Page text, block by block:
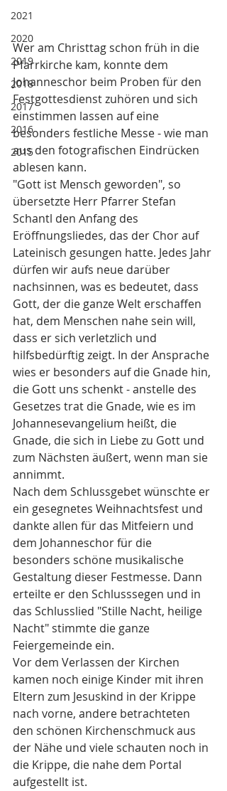
2021
2020
2019
2018
2017
2016
2015
Wer am Christtag schon früh in die
Pfarrkirche kam, konnte dem
Johanneschor beim Proben für den
Festgottesdienst zuhören und sich
einstimmen lassen auf eine
besonders festliche Messe - wie man
aus den fotografischen Eindrücken
ablesen kann.
"Gott ist Mensch geworden", so
übersetzte Herr Pfarrer Stefan
Schantl den Anfang des
Eröffnungsliedes, das der Chor auf
Lateinisch gesungen hatte. Jedes Jahr
dürfen wir aufs neue darüber
nachsinnen, was es bedeutet, dass
Gott, der die ganze Welt erschaffen
hat, dem Menschen nahe sein will,
dass er sich verletzlich und
hilfsbedürftig zeigt. In der Ansprache
wies er besonders auf die Gnade hin,
die Gott uns schenkt - anstelle des
Gesetzes trat die Gnade, wie es im
Johannesevangelium heißt, die
Gnade, die sich in Liebe zu Gott und
zum Nächsten äußert, wenn man sie
annimmt.
Nach dem Schlussgebet wünschte er
ein gesegnetes Weihnachtsfest und
dankte allen für das Mitfeiern und
dem Johanneschor für die
besonders schöne musikalische
Gestaltung dieser Festmesse. Dann
erteilte er den Schlusssegen und in
das Schlusslied "Stille Nacht, heilige
Nacht" stimmte die ganze
Feiergemeinde ein.
Vor dem Verlassen der Kirchen
kamen noch einige Kinder mit ihren
Eltern zum Jesuskind in der Krippe
nach vorne, andere betrachteten
den schönen Kirchenschmuck aus
der Nähe und viele schauten noch in
die Krippe, die nahe dem Portal
aufgestellt ist.